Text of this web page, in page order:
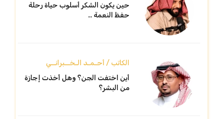
حين يكون الشكر أسلوب حياة رحلة
حفظ النعمة ..
الكاتب / أحـمـد الـخــبرانــي
أين اختفت الجن؟ وهل أخذت إجازة
من البشر؟